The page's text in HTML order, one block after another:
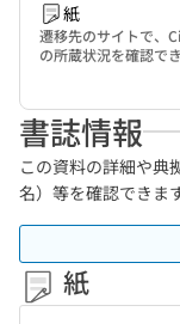
紙
遷移先のサイトで、
の所蔵状況を確認でき
書誌情報
この資料の詳細や典
名）等を確認できま
紙